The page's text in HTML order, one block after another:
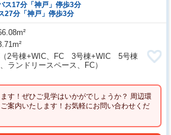
ス17分「神戸」停歩3分
27分「神戸」停歩3分
（2号棟+WIC、FC 3号棟+WIC 5号棟
ランドリースペース、FC）
す！ぜひご見学はいかがでしょうか？ 周辺環
案内いたします！お気軽にお問い合わせくだ